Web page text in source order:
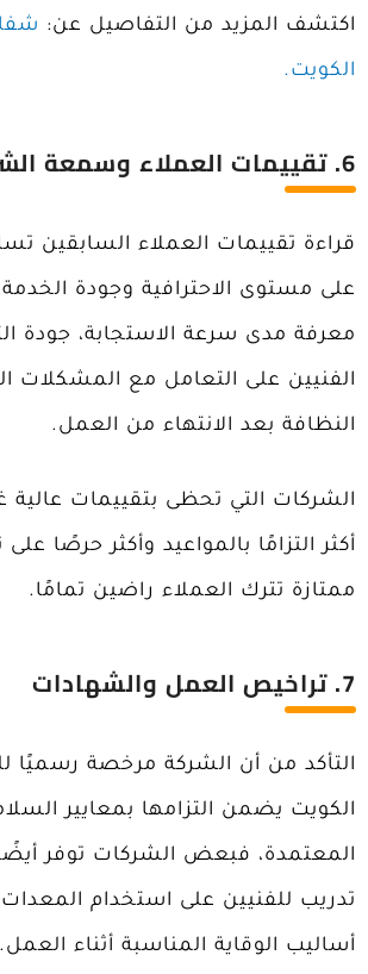
اكتشف المزيد من التفاصيل عن:
الكويت.
6. تقييمات العملاء وسمعة
قراءة تقييمات العملاء السابقين
على مستوى الاحترافية وجودة
معرفة مدى سرعة الاستجابة، جودة
الفنيين على التعامل مع المشكلات
النظافة بعد الانتهاء من العمل.
الشركات التي تحظى بتقييمات عالية
أكثر التزامًا بالمواعيد وأكثر حرصًا
ممتازة تترك العملاء راضين تمامًا.
7. تراخيص العمل والشهادات
التأكد من أن الشركة مرخصة رسميًا
الكويت يضمن التزامها بمعايير
المعتمدة، فبعض الشركات توفر
تدريب للفنيين على استخدام المعدات
أساليب الوقاية المناسبة أثناء العمل.